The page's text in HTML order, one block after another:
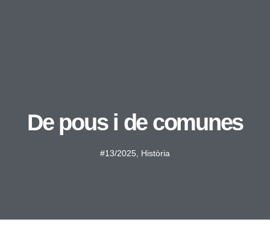
De pous i de comunes
#13/2025 Història